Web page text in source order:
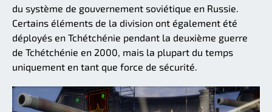
du système de gouvernement soviétique en Russie.
Certains éléments de la division ont également été
déployés en Tchétchénie pendant la deuxième guerre
de Tchétchénie en 2000, mais la plupart du temps
uniquement en tant que force de sécurité.